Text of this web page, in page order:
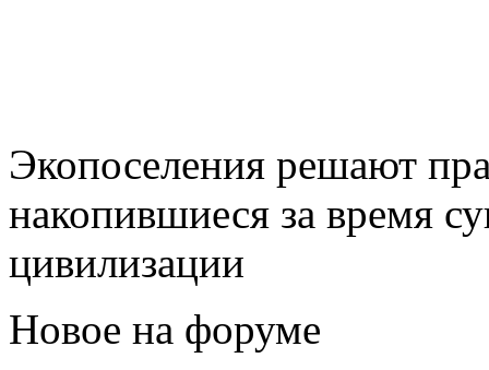
Экопоселения решают
накопившиеся за время
цивилизации
Новое на форуме